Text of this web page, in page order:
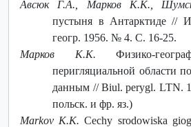
Авсюк Г.А., Марков К.К.,
пустыня в Антарктиде //
геогр. 1956. № 4. С. 16-25.
Марков К.К.Физико-
перигляциальной области
данным // Biul. perygl. LTN.
польск. и фр. яз.)
Markov K.K. Cechy srodowiska